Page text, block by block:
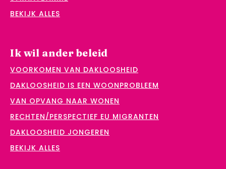
BEKIJK ALLES
Ik wil ander beleid
VOORKOMEN VAN DAKLOOSHEID
DAKLOOSHEID IS EEN WOONPROBLEEM
VAN OPVANG NAAR WONEN
RECHTEN/PERSPECTIEF EU MIGRANTEN
DAKLOOSHEID JONGEREN
BEKIJK ALLES